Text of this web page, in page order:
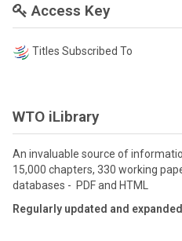
Access Key
Titles Subscribed To
WTO iLibrary
An invaluable source of
15,000 chapters, 330 working
databases - PDF and HTML
Regularly updated and expanded